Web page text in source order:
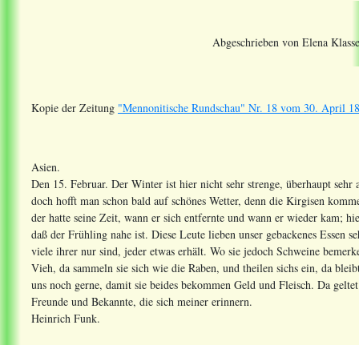
Abgeschrieben von Elena
Kopie der Zeitung "Mennonitische Rundschau" Nr. 18 vom 30. April
Asien.
Den 15. Februar. Der Winter ist hier nicht sehr strenge, überhaupt
doch hofft man schon bald auf schönes Wetter, denn die Kirgisen
der hatte seine Zeit, wann er sich entfernte und wann er wieder kam;
daß der Frühling nahe ist. Diese Leute lieben unser gebackenes Essen
viele ihrer nur sind, jeder etwas erhält. Wo sie jedoch Schweine
Vieh, da sammeln sie sich wie die Raben, und theilen sichs ein, da
uns noch gerne, damit sie beides bekommen Geld und Fleisch. Da
Freunde und Bekannte, die sich meiner erinnern.
Heinrich Funk.